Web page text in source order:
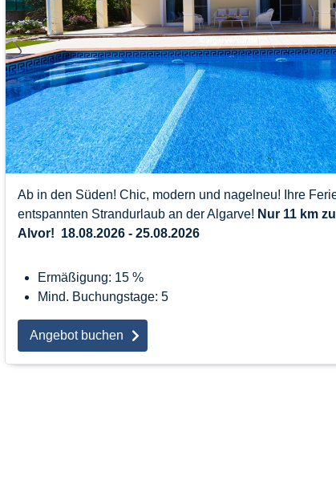
Ab in den Süden! Chic, modern und nagelneu! Ihre
entspannten Strandurlaub an der Algarve! Nur 11 km
Alvor! 18.08.2026 - 25.08.2026
Ermäßigung: 15 %
Mind. Buchungstage: 5
Angebot buchen